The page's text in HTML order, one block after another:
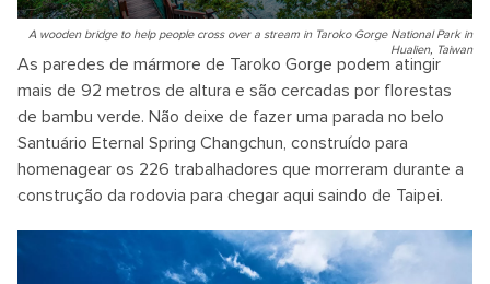
A wooden bridge to help people cross over a stream in Taroko Gorge National Park in
Hualien, Taiwan
As paredes de mármore de Taroko Gorge podem atingir
mais de 92 metros de altura e são cercadas por florestas
de bambu verde. Não deixe de fazer uma parada no belo
Santuário Eternal Spring Changchun, construído para
homenagear os 226 trabalhadores que morreram durante a
construção da rodovia para chegar aqui saindo de Taipei.